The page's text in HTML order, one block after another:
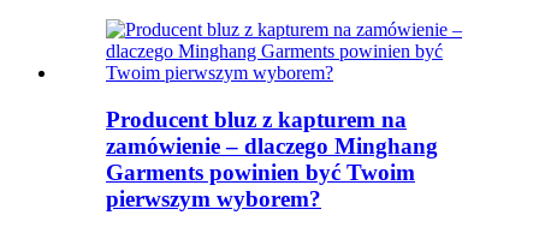
Producent bluz z kapturem na
zamówienie – dlaczego Minghang
Garments powinien być Twoim
pierwszym wyborem?